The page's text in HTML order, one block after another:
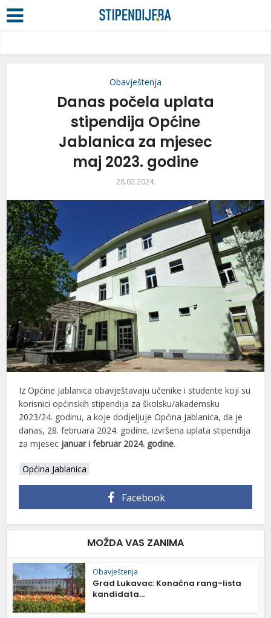
Obavještenja
Danas počela uplata
stipendija Općine
Jablanica za mjesec
maj 2023. godine
28.02.2024.
Iz Općine Jablanica obavještavaju učenike i studente koji su
korisnici općinskih stipendija za školsku/akademsku
2023/24. godinu, a koje dodjeljuje Općina Jablanica, da je
danas, 28. februara 2024. godine, izvršena uplata stipendija
za mjesec januar i februar 2024. godine.
Općina Jablanica
Facebook
MOŽDA VAS ZANIMA
Obavještenja
Grad Lukavac: Konačna rang-lista
kandidata...